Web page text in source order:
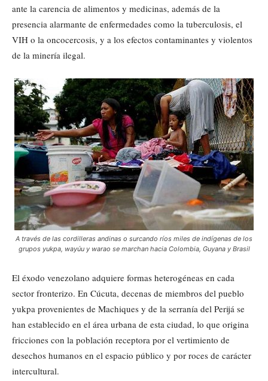
ante la carencia de alimentos y medicinas, además de la
presencia alarmante de enfermedades como la tuberculosis, el
VIH o la oncocercosis, y a los efectos contaminantes y violentos
de la minería ilegal.
A través de las cordilleras andinas o surcando ríos miles de indígenas de los
grupos yukpa, wayúu y warao se marchan hacia Colombia, Guyana y Brasil
El éxodo venezolano adquiere formas heterogéneas en cada
sector fronterizo. En Cúcuta, decenas de miembros del pueblo
yukpa provenientes de Machiques y de la serranía del Perijá se
han establecido en el área urbana de esta ciudad, lo que origina
fricciones con la población receptora por el vertimiento de
desechos humanos en el espacio público y por roces de carácter
intercultural.